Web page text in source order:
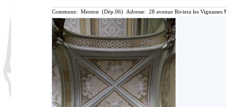
Commune: Menton (Dép.06) Adresse: 28 avenue Riviera les